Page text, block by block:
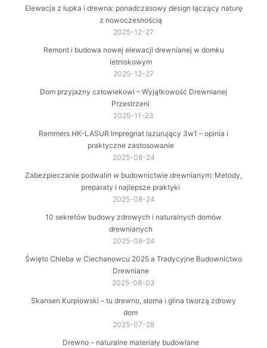
Elewacja z łupka i drewna: ponadczasowy design łączący naturę
z nowoczesnością
2025-12-27
Remont i budowa nowej elewacji drewnianej w domku
letniskowym
2025-12-27
Dom przyjazny człowiekowi – Wyjątkowość Drewnianej
Przestrzeni
2025-11-23
Remmers HK-LASUR Impregnat lazurujący 3w1 – opinia i
praktyczne zastosowanie
2025-08-24
Zabezpieczanie podwalin w budownictwie drewnianym: Metody,
preparaty i najlepsze praktyki
2025-08-24
10 sekretów budowy zdrowych i naturalnych domów
drewnianych
2025-08-24
Święto Chleba w Ciechanowcu 2025 a Tradycyjne Budownictwo
Drewniane
2025-08-03
Skansen Kurpiowski – tu drewno, słoma i glina tworzą zdrowy
dom
2025-07-28
Drewno – naturalne materiały budowlane